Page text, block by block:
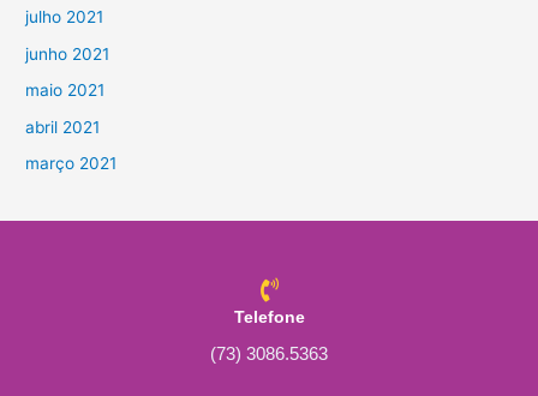
julho 2021
junho 2021
maio 2021
abril 2021
março 2021
Telefone
(73) 3086.5363